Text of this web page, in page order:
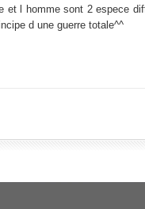
et l homme sont 2 espece
d une guerre totale^^